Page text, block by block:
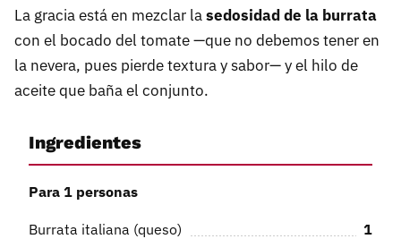
La gracia está en mezclar lasedosidad de la burrata
con el bocado del tomate —que no debemos tener en
la nevera, pues pierde textura y sabor— y el hilo de
aceite que baña el conjunto.
Ingredientes
Para 1 personas
Burrata italiana (queso)
1